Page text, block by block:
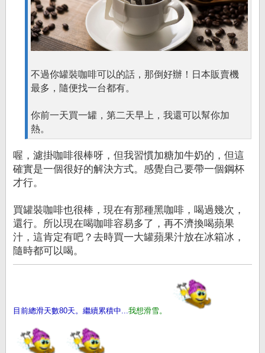
不過你罐裝咖啡可以的話，那倒好辦！日本販賣機
最多，隨便找一台都有。
你前一天買一罐，第二天早上，我還可以幫你加
熱。
喔，濾掛咖啡很棒呀，但我習慣加糖加牛奶的，但這
確實是一個很好的解決方式。感覺自己要帶一個鋼杯
才行。
買罐裝咖啡也很棒，現在有那種黑咖啡，喝過幾次，
還行。所以現在喝咖啡容易多了，再不濟換喝蘋果
汁，這肯定有吧？去時買一大罐蘋果汁放在冰箱冰，
隨時都可以喝。
目前總滑天數80天。繼續累積中...我想滑雪。